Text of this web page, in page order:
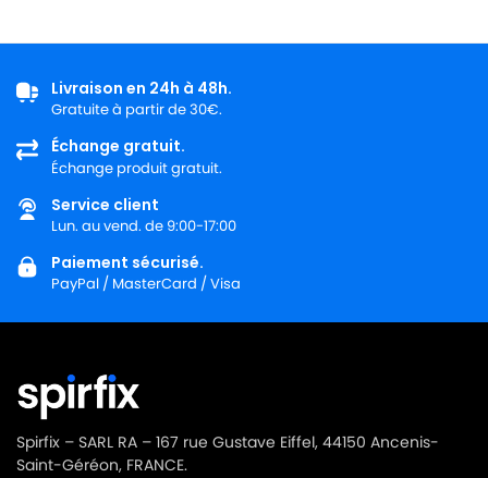
Livraison en 24h à 48h.
Gratuite à partir de 30€.
Échange gratuit.
Échange produit gratuit.
Service client
Lun. au vend. de 9:00-17:00
Paiement sécurisé.
PayPal / MasterCard / Visa
Spirfix – SARL RA – 167 rue Gustave Eiffel, 44150 Ancenis-
Saint-Géréon, FRANCE.